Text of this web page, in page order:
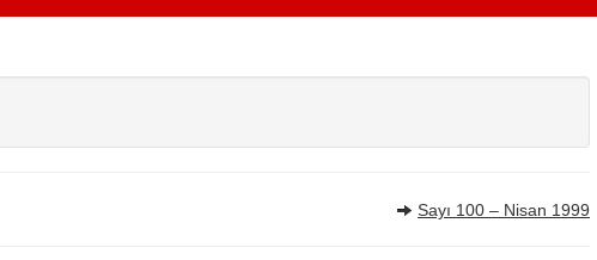
Sayı 100 – Nisan 1999